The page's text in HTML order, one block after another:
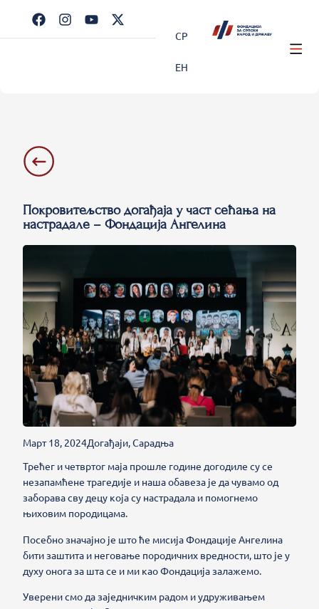
СР
ЕН
Покровитељство догађаја у част сећања на
настрадале – Фондација Ангелина
Март 18, 2024Догађаји,Сарадња
Трећег и четвртог маја прошле године догодиле су се
незапамћене трагедије и наша обавеза је да чувамо од
заборава сву децу која су настрадала и помогнемо
њиховим породицама.
Посебно значајно је што ће мисија Фондације Ангелина
бити заштита и неговање породичних вредности, што је у
духу онога за шта се и ми као Фондација залажемо.
Уверени смо да заједничким радом и удруживањем